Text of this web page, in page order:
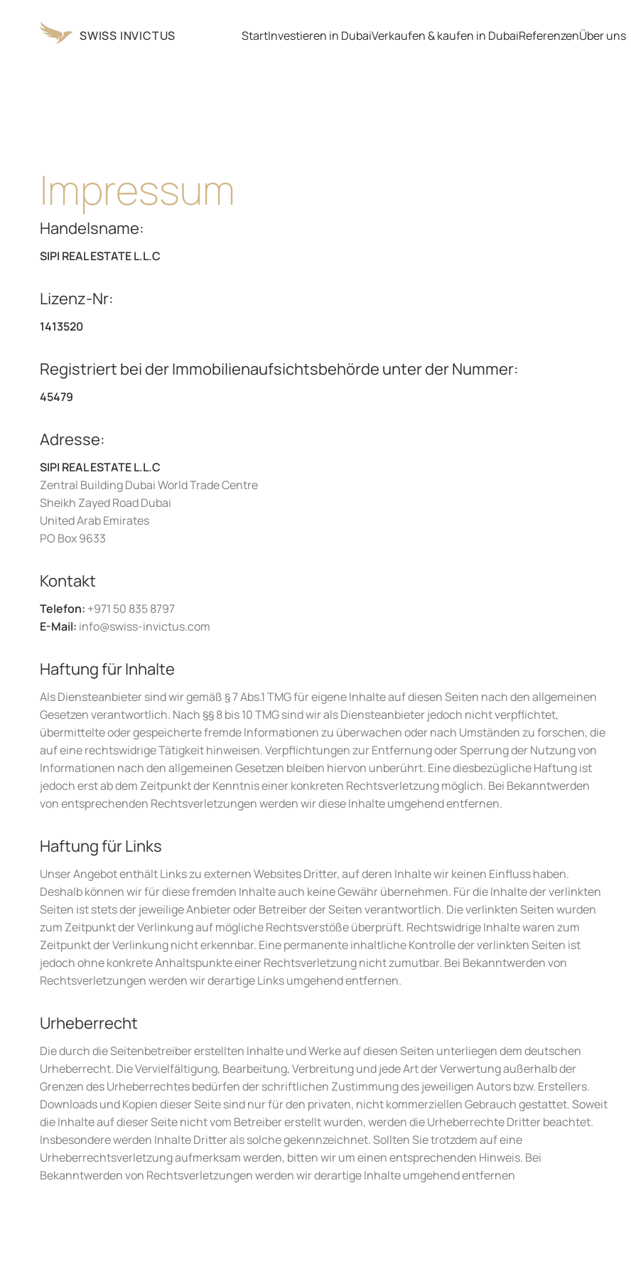
SWISS INVICTUS StartInvestieren in DubaiVerkaufen & kaufen in DubaiReferenzenÜber uns
Impressum
Handelsname:
SIPI REAL ESTATE L.L.C
Lizenz-Nr:
1413520
Registriert bei der Immobilienaufsichtsbehörde unter der Nummer:
45479
Adresse:
SIPI REAL ESTATE L.L.C
Zentral Building Dubai World Trade Centre
Sheikh Zayed Road Dubai
United Arab Emirates
PO Box 9633
Kontakt
Telefon: +971 50 835 8797
E-Mail: info@swiss-invictus.com
Haftung für Inhalte
Als Diensteanbieter sind wir gemäß § 7 Abs.1 TMG für eigene Inhalte auf diesen Seiten nach den allgemeinen
Gesetzen verantwortlich. Nach §§ 8 bis 10 TMG sind wir als Diensteanbieter jedoch nicht verpflichtet,
übermittelte oder gespeicherte fremde Informationen zu überwachen oder nach Umständen zu forschen, die
auf eine rechtswidrige Tätigkeit hinweisen. Verpflichtungen zur Entfernung oder Sperrung der Nutzung von
Informationen nach den allgemeinen Gesetzen bleiben hiervon unberührt. Eine diesbezügliche Haftung ist
jedoch erst ab dem Zeitpunkt der Kenntnis einer konkreten Rechtsverletzung möglich. Bei Bekanntwerden
von entsprechenden Rechtsverletzungen werden wir diese Inhalte umgehend entfernen.
Haftung für Links
Unser Angebot enthält Links zu externen Websites Dritter, auf deren Inhalte wir keinen Einfluss haben.
Deshalb können wir für diese fremden Inhalte auch keine Gewähr übernehmen. Für die Inhalte der verlinkten
Seiten ist stets der jeweilige Anbieter oder Betreiber der Seiten verantwortlich. Die verlinkten Seiten wurden
zum Zeitpunkt der Verlinkung auf mögliche Rechtsverstöße überprüft. Rechtswidrige Inhalte waren zum
Zeitpunkt der Verlinkung nicht erkennbar. Eine permanente inhaltliche Kontrolle der verlinkten Seiten ist
jedoch ohne konkrete Anhaltspunkte einer Rechtsverletzung nicht zumutbar. Bei Bekanntwerden von
Rechtsverletzungen werden wir derartige Links umgehend entfernen.
Urheberrecht
Die durch die Seitenbetreiber erstellten Inhalte und Werke auf diesen Seiten unterliegen dem deutschen
Urheberrecht. Die Vervielfältigung, Bearbeitung, Verbreitung und jede Art der Verwertung außerhalb der
Grenzen des Urheberrechtes bedürfen der schriftlichen Zustimmung des jeweiligen Autors bzw. Erstellers.
Downloads und Kopien dieser Seite sind nur für den privaten, nicht kommerziellen Gebrauch gestattet. Soweit
die Inhalte auf dieser Seite nicht vom Betreiber erstellt wurden, werden die Urheberrechte Dritter beachtet.
Insbesondere werden Inhalte Dritter als solche gekennzeichnet. Sollten Sie trotzdem auf eine
Urheberrechtsverletzung aufmerksam werden, bitten wir um einen entsprechenden Hinweis. Bei
Bekanntwerden von Rechtsverletzungen werden wir derartige Inhalte umgehend entfernen